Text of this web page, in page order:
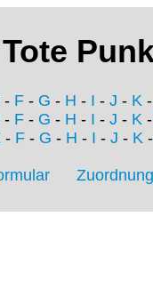
Tote
- F - G - H - I - J - K
- F - G - H - I - J - K
- F- G - H - I - J - K